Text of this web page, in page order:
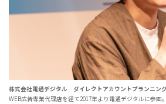
株式会社電通デジタル ダイレクトアカウントプランニン
WEB広告専業代理店を経て2017年より電通デジタルに参画